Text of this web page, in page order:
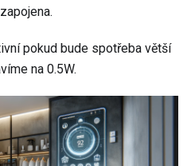
pokud bude spotřeba větší
na 0.5W.